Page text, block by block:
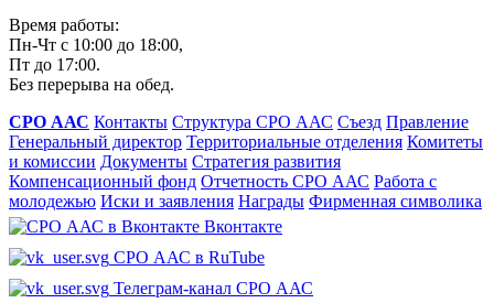
Время работы:
Пн-Чт с 10:00 до 18:00,
Пт до 17:00.
Без перерыва на обед.
СРО ААС Контакты Структура СРО ААС Съезд Правление
Генеральный директор Территориальные отделения Комитеты
и комиссии Документы Стратегия развития
Компенсационный фонд Отчетность СРО ААС Работа с
молодежью Иски и заявления Награды Фирменная символика
Вконтакте
СРО ААС в RuTube
Телеграм-канал СРО ААС